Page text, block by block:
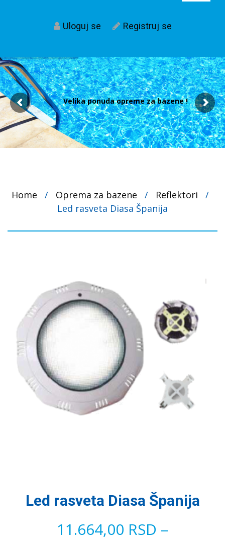
Uloguj se Registruj se
Velika ponuda opreme za bazene !
Home / Oprema za bazene / Reflektori
/
Led rasveta Diasa Španija
Led rasveta Diasa Španija
11.664,00 RSD –